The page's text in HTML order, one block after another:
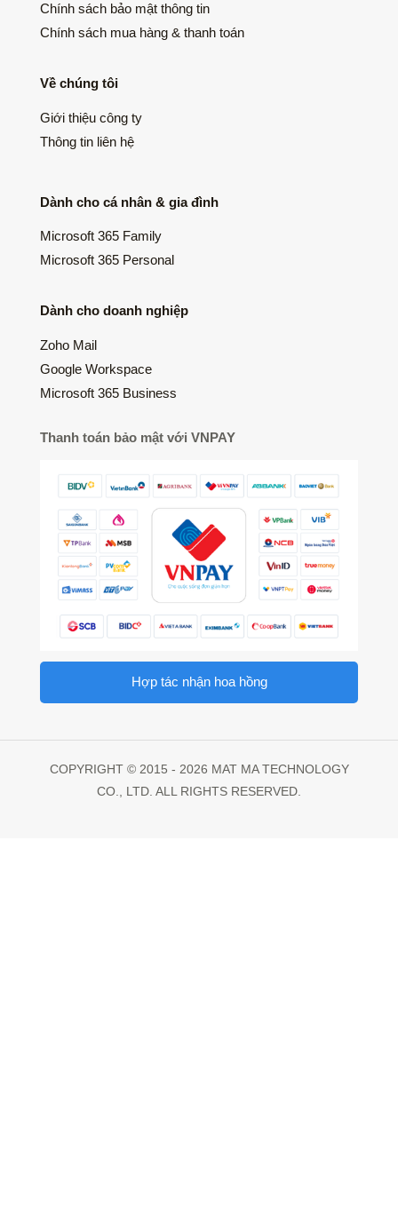
Chính sách bảo mật thông tin
Chính sách mua hàng & thanh toán
Về chúng tôi
Giới thiệu công ty
Thông tin liên hệ
Dành cho cá nhân & gia đình
Microsoft 365 Family
Microsoft 365 Personal
Dành cho doanh nghiệp
Zoho Mail
Google Workspace
Microsoft 365 Business
Thanh toán bảo mật với VNPAY
Hợp tác nhận hoa hồng
COPYRIGHT © 2015 - 2026 MAT MA TECHNOLOGY
CO., LTD. ALL RIGHTS RESERVED.